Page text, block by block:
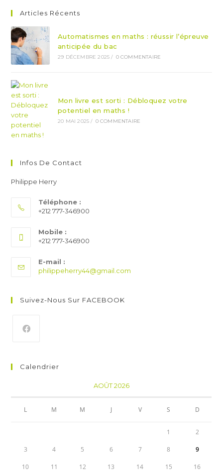
Articles Récents
Automatismes en maths : réussir l’épreuve
anticipée du bac
29 DÉCEMBRE 2025 / 0 COMMENTAIRE
Mon livre est sorti : Débloquez votre
potentiel en maths !
20 MAI 2025 / 0 COMMENTAIRE
Infos De Contact
Philippe Herry
Téléphone :
+212 777-346900​
Mobile :
+212 777-346900​
E-mail :
philippeherry44@gmail.com
Suivez-Nous Sur FACEBOOK
Calendrier
AOÛT 2026
L M M J V S D
1 2
3 4 5 6 7 8 9
10 11 12 13 14 15 16